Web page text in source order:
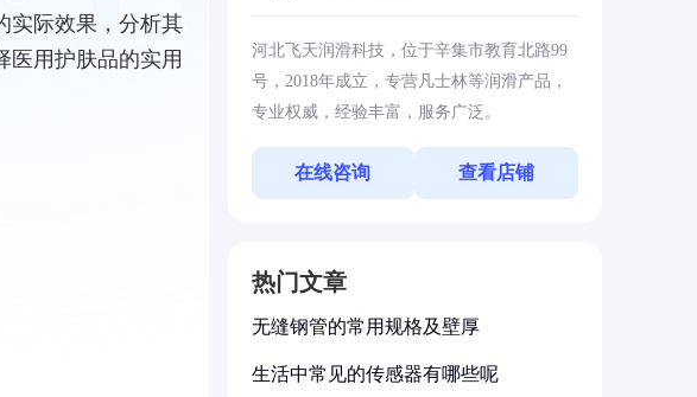
实际效果，分析其
医用护肤品的实用
河北飞天润滑科技，位于辛集市教育北路99
号，2018年成立，专营凡士林等润滑产品，
专业权威，经验丰富，服务广泛。
在线咨询 查看店铺
热门文章
无缝钢管的常用规格及壁厚
生活中常见的传感器有哪些呢